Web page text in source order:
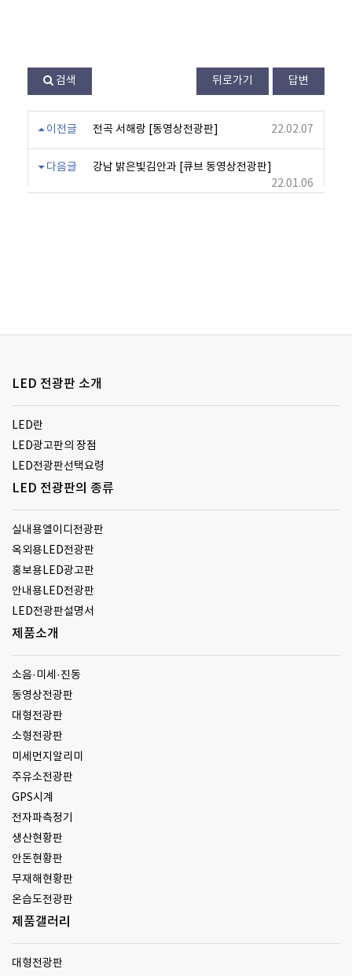
검색 뒤로가기 답변
이전글 전곡 서해랑 [동영상전광판] 22.02.07
다음글
강남 밝은빛김안과 [큐브 동영상전광판]
22.01.06
LED 전광판 소개
LED란
LED광고판의 장점
LED전광판선택요령
LED 전광판의 종류
실내용엘이디전광판
옥외용LED전광판
홍보용LED광고판
안내용LED전광판
LED전광판설명서
제품소개
소음·미세·진동
동영상전광판
대형전광판
소형전광판
미세먼지알리미
주유소전광판
GPS시계
전자파측정기
생산현황판
안돈현황판
무재해현황판
온습도전광판
제품갤러리
대형전광판